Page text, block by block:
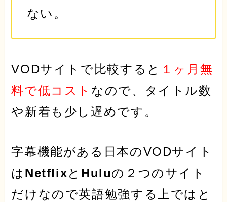
ない。
VODサイトで比較すると １ヶ月無
料で低コスト なので、
タイトル数
や新着 も少し遅めです。
字幕機能がある日本のVODサイト
は Netflixと Huluの２つのサイト
だけなので英語勉強する上ではと